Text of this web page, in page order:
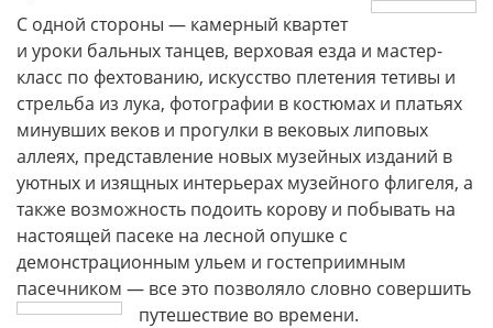
С одной стороны — камерный квартет
и уроки бальных танцев, верховая езда и мастер-
класс по фехтованию, искусство плетения тетивы и
стрельба из лука, фотографии в костюмах и платьях
минувших веков и прогулки в вековых липовых
аллеях, представление новых музейных изданий в
уютных и изящных интерьерах музейного флигеля, а
также возможность подоить корову и побывать на
настоящей пасеке на лесной опушке с
демонстрационным ульем и гостеприимным
пасечником — все это позволяло словно совершить
путешествие во времени.